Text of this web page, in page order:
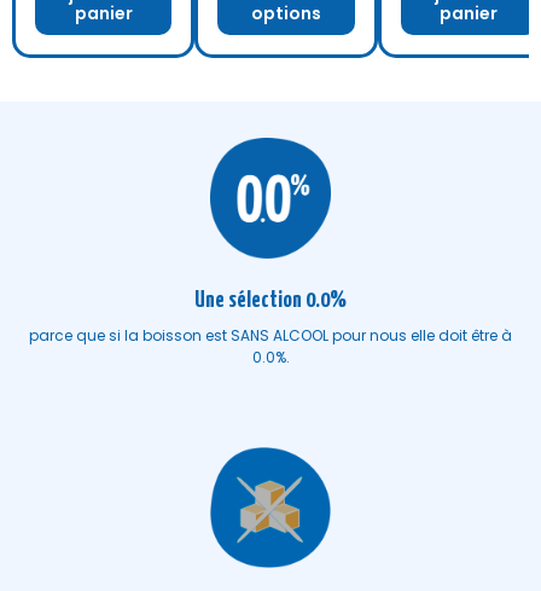
panier
options
panier
Une sélection 0.0%
parce que si la boisson est SANS ALCOOL pour nous elle doit être à
0.0%.